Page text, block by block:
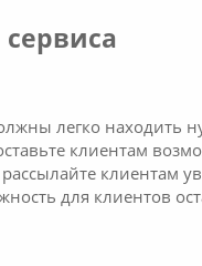
легко находить
клиентам
рассылайте клиентам
для клиентов